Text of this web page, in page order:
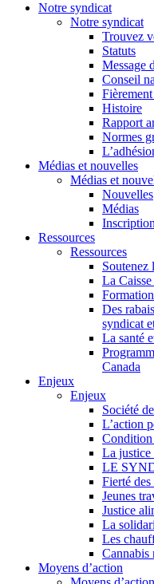
Notre syndicat
Notre syndicat
Trouvez
Statuts
Message
Conseil
Histoire
Rapport
Normes
Médias et nouvelles
Médias et
Nouvelles
Médias
Ressources
Ressources
Soutenez
La
Des
syndicat
La santé
Canada
Enjeux
Enjeux
Société
L’action
Condition
La justice
LE
Fierté
Jeunes
Justice
La
Les
Cannabis
Moyens d’action